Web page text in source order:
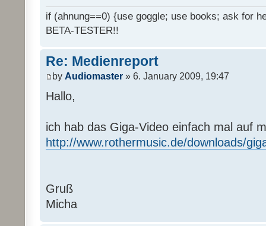
if (ahnung==0) {use goggle; use books; ask for
BETA-TESTER!!
Re: Medienreport
by Audiomaster » 6. January 2009, 19:47
Hallo,
ich hab das Giga-Video einfach mal auf
http://www.rothermusic.de/downloads/
Gruß
Micha